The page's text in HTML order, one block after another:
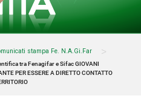
stampa Fe. N.A.Gi.Far >
tra Fenagifar e Sifac GIOVANI
PER ESSERE A DIRETTO CONTATTO